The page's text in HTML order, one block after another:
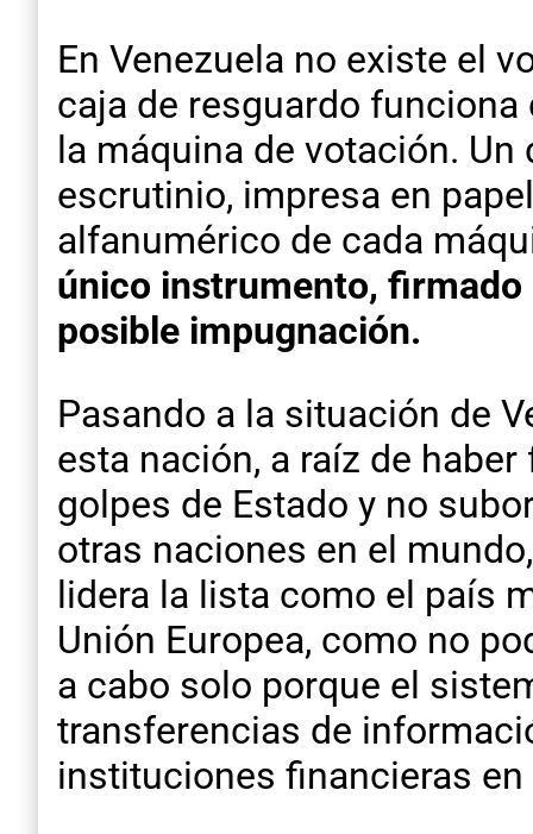
En Venezuela no existe el
caja de resguardo
la máquina de votación.
escrutinio, impresa en
alfanumérico de cada
único instrumento, firmado
posible impugnación.
Pasando a la situación de
esta nación, a raíz de
golpes de Estado y no
otras naciones en el
lidera la lista como el país
Unión Europea, como no
a cabo solo porque el
transferencias de
instituciones financieras en